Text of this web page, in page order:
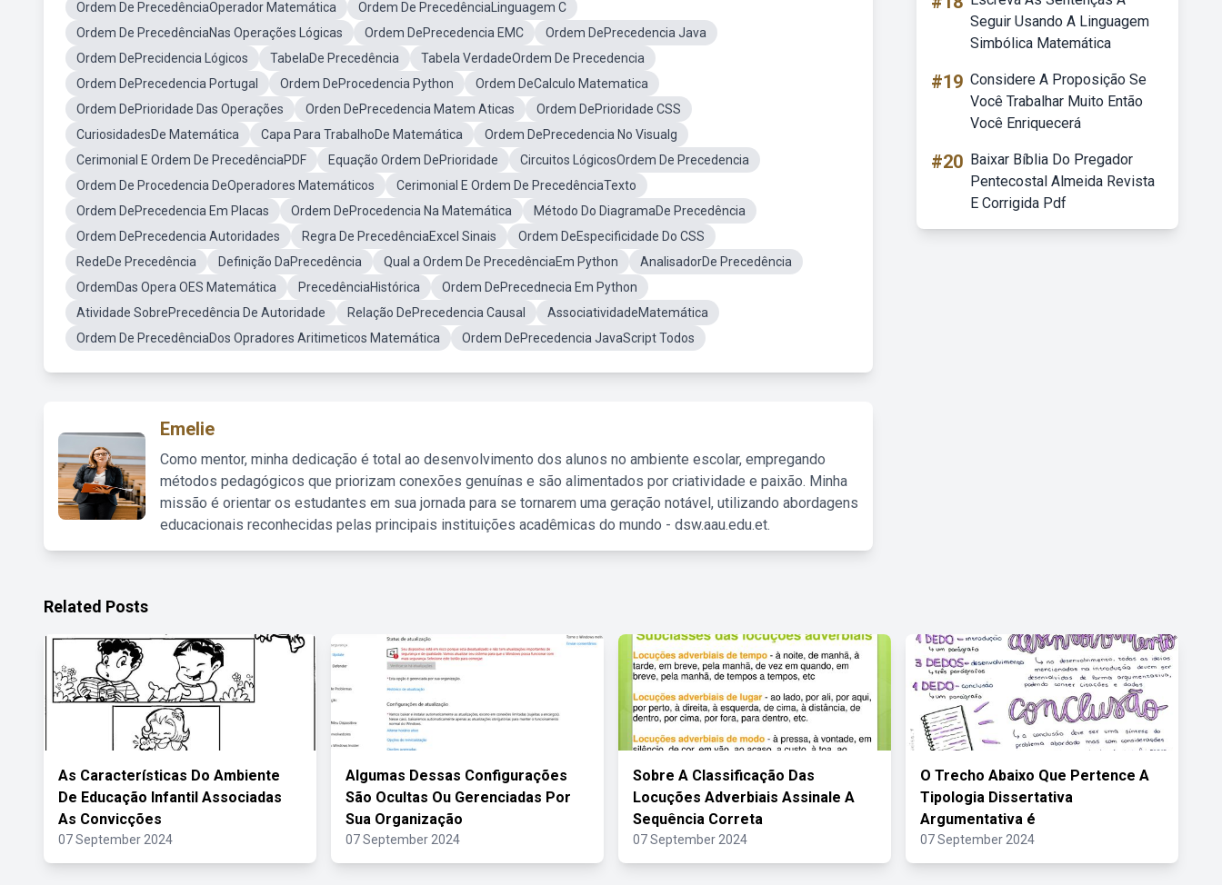
Ordem De PrecedênciaOperador Matemática
Ordem De PrecedênciaLinguagem C
Ordem De PrecedênciaNas Operações Lógicas
Ordem DePrecedencia EMC
Ordem DePrecedencia Java
Ordem DePrecidencia Lógicos
TabelaDe Precedência
Tabela VerdadeOrdem De Precedencia
Ordem DePrecedencia Portugal
Ordem DeProcedencia Python
Ordem DeCalculo Matematica
Ordem DePrioridade Das Operações
Orden DePrecedencia Matem Aticas
Ordem DePrioridade CSS
CuriosidadesDe Matemática
Capa Para TrabalhoDe Matemática
Ordem DePrecedencia No Visualg
Cerimonial E Ordem De PrecedênciaPDF
Equação Ordem DePrioridade
Circuitos LógicosOrdem De Precedencia
Ordem De Procedencia DeOperadores Matemáticos
Cerimonial E Ordem De PrecedênciaTexto
Ordem DePrecedencia Em Placas
Ordem DeProcedencia Na Matemática
Método Do DiagramaDe Precedência
Ordem DePrecedencia Autoridades
Regra De PrecedênciaExcel Sinais
Ordem DeEspecificidade Do CSS
RedeDe Precedência
Definição DaPrecedência Qual a Ordem De PrecedênciaEm Python
AnalisadorDe Precedência
OrdemDas Opera OES Matemática
PrecedênciaHistórica
Ordem DePrecednecia Em Python
Atividade SobrePrecedência De Autoridade
Relação DePrecedencia Causal
AssociatividadeMatemática
Ordem De PrecedênciaDos Opradores Aritimeticos Matemática
Ordem DePrecedencia JavaScript Todos
Emelie
Como mentor, minha dedicação é total ao desenvolvimento dos alunos no ambiente escolar, empregando
métodos pedagógicos que priorizam conexões genuínas e são alimentados por criatividade e paixão. Minha
missão é orientar os estudantes em sua jornada para se tornarem uma geração notável, utilizando abordagens
educacionais reconhecidas pelas principais instituições acadêmicas do mundo - dsw.aau.edu.et.
Seguir Usando A Linguagem
Simbólica Matemática
#19 Considere A Proposição Se
Você Trabalhar Muito Então
Você Enriquecerá
#20 Baixar Bíblia Do Pregador
Pentecostal Almeida Revista
E Corrigida Pdf
Related Posts
As Características Do Ambiente
De Educação Infantil Associadas
As Convicções
07 September 2024
Algumas Dessas Configurações
São Ocultas Ou Gerenciadas Por
Sua Organização
07 September 2024
Sobre A Classificação Das
Locuções Adverbiais Assinale A
Sequência Correta
07 September 2024
O Trecho Abaixo Que Pertence A
Tipologia Dissertativa
Argumentativa é
07 September 2024